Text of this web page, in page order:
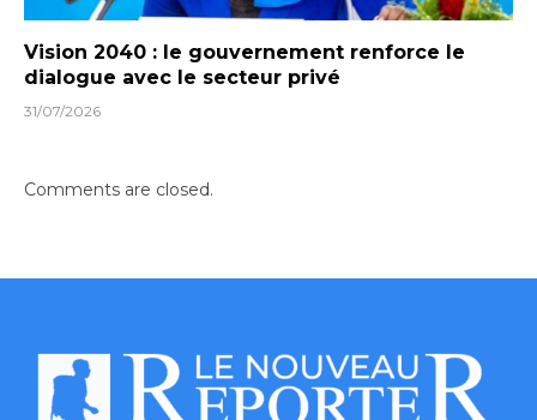
Vision 2040 : le gouvernement renforce le
dialogue avec le secteur privé
31/07/2026
Comments are closed.